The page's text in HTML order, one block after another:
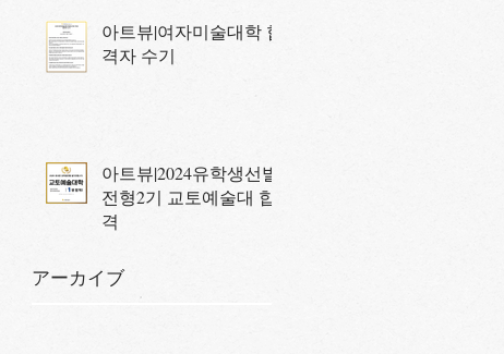
아트뷰|여자미술대학 합
격자 수기
아트뷰|2024유학생선발
전형2기 교토예술대 합
격
アーカイブ